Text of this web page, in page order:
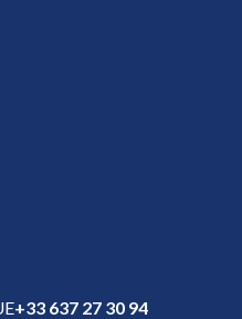
+33 637 27 30 94